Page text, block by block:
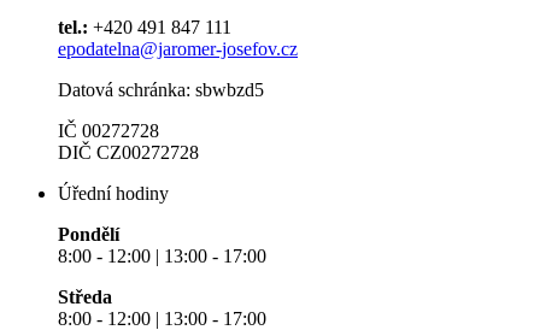
tel.: +420 491 847 111
epodatelna@jaromer-josefov.cz
Datová schránka: sbwbzd5
IČ 00272728
DIČ CZ00272728
Úřední hodiny
Pondělí
8:00 - 12:00 | 13:00 - 17:00
Středa
8:00 - 12:00 | 13:00 - 17:00